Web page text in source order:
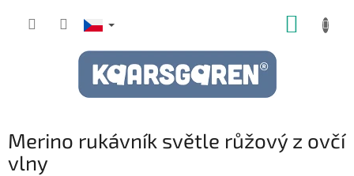
Merino rukávník světle růžový z ovčí
vlny